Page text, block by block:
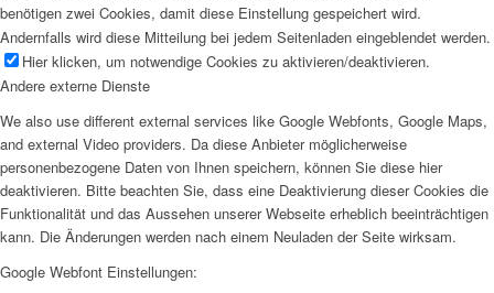
benötigen zwei Cookies, damit diese Einstellung gespeichert wird.
Andernfalls wird diese Mitteilung bei jedem Seitenladen eingeblendet werden.
Hier klicken, um notwendige Cookies zu aktivieren/deaktivieren.
Andere externe Dienste
We also use different external services like Google Webfonts, Google Maps,
and external Video providers. Da diese Anbieter möglicherweise
personenbezogene Daten von Ihnen speichern, können Sie diese hier
deaktivieren. Bitte beachten Sie, dass eine Deaktivierung dieser Cookies die
Funktionalität und das Aussehen unserer Webseite erheblich beeinträchtigen
kann. Die Änderungen werden nach einem Neuladen der Seite wirksam.
Google Webfont Einstellungen: